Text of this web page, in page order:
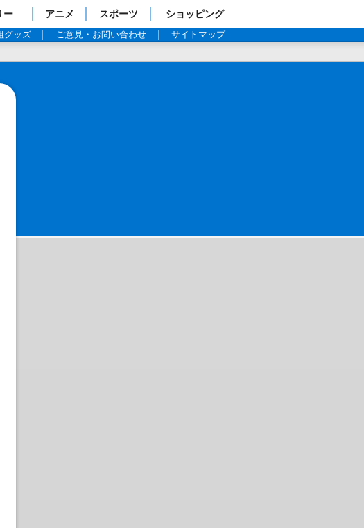
ー アニメ スポーツ ショッピング
グッズ ご意見・お問い合わせ サイトマップ